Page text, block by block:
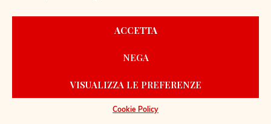
ACCETTA
NEGA
VISUALIZZA LE PREFERENZE
Cookie Policy
CORRERE